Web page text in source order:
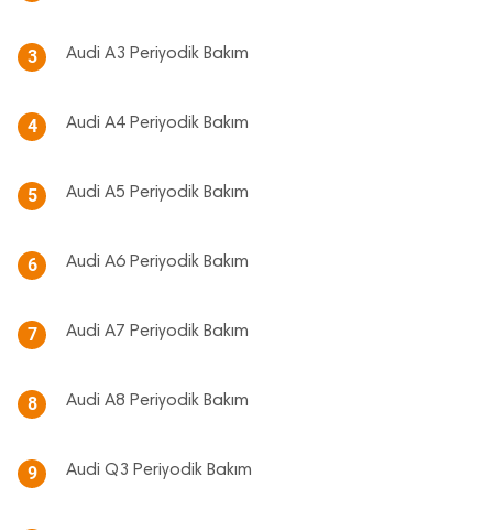
3 Audi A3 Periyodik Bakım
4 Audi A4 Periyodik Bakım
5 Audi A5 Periyodik Bakım
6 Audi A6 Periyodik Bakım
7 Audi A7 Periyodik Bakım
8 Audi A8 Periyodik Bakım
9 Audi Q3 Periyodik Bakım